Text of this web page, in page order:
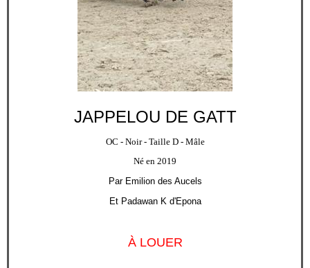
JAPPELOU DE GATT
OC - Noir - Taille D - Mâle
Né en 2019
Par Emilion des Aucels
Et Padawan K d'Epona
À LOUER